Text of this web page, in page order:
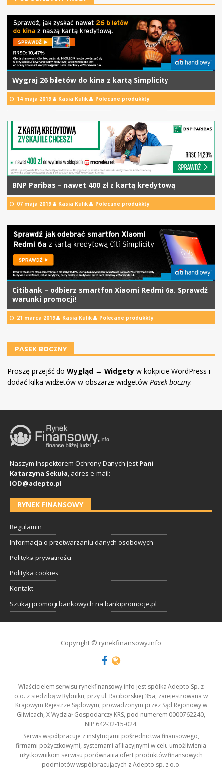
Wygraj 26 biletów do kina z kartą Simplicity
14 maja 2019 Kasia Kulik Polecane produkkty
BNP Paribas – nawet 400 zł z kartą kredytową
07 maja 2019 Kasia Kulik Polecane produkkty
Citibank – odbierz smartfon Xiaomi Redmi 6a. Sprawdź
warunki promocji!
21 marca 2019 Kasia Kulik Polecane produkkty
PASEK BOCZNY
Proszę przejść do Wygląd → Widgety w kokpicie WordPress i
dodać kilka widżetów w obszarze widgetów Pasek boczny.
Naszym Inspektorem Ochrony Danych jest Pani
Katarzyna Sekuła, adres e-mail:
IOD@adepto.pl
RYNEK FINANSOWY
Regulamin
Informacja o przetwarzaniu danych osobowych
Polityka prywatności
Polityka cookies
Kontakt
Szukaj promocji bankowych na bankipromocje.pl
Copyright © rynekfinansowy.info
Właścicielem serwisu rynekfinansowy.info jest spółka Adepto Sp. z
o.o. z siedzibą w Rybniku, przy ul. Raciborskiej 35a, zarejestrowana w
Krajowym Rejestrze Sądowym, prowadzonym przez Sąd Rejonowy w
Gliwicach, X Wydział Gospodarczy KRS, pod numerem 0000762240,
NIP 642-32-15-024.
Serwis współpracuje z instytucjami pośrednictwa finansowego,
firmami pożyczkowymi, systemami afiliacyjnymi w celu umożliwienia
użytkownikom serwisu porównania ofert produktów finansowych
podmiotów współpracujących z Adepto sp. z o.o.